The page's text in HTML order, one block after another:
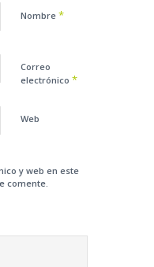
Nombre *
Correo
electrónico *
Web
y web en este
comente.